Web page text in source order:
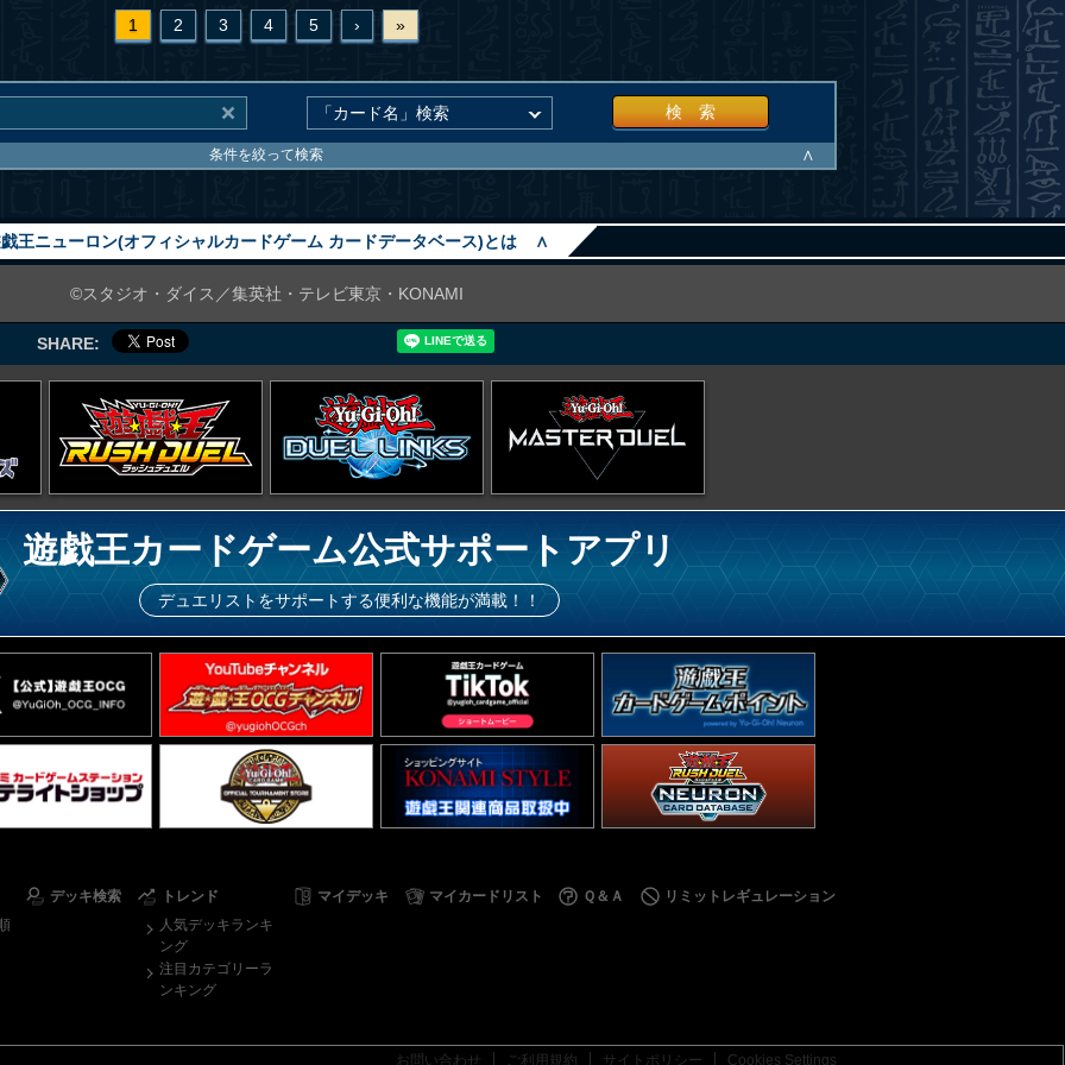
1 2 3 4 5 › »
検 索
条件を絞って検索 ∧
王ニューロン(オフィシャルカードゲーム カードデータベース)とは ∧
©スタジオ・ダイス／集英社・テレビ東京・KONAMI
SHARE:
遊戯王カードゲーム公式サポートアプリ
デュエリストをサポートする便利な機能が満載！！
デッキ検索
トレンド
人気デッキランキ
ング
注目カテゴリーラ
ンキング
マイデッキ マイカードリスト Ｑ＆Ａ リミットレギュレーション
お問い合わせ ご利用規約 サイトポリシー Cookies Settings